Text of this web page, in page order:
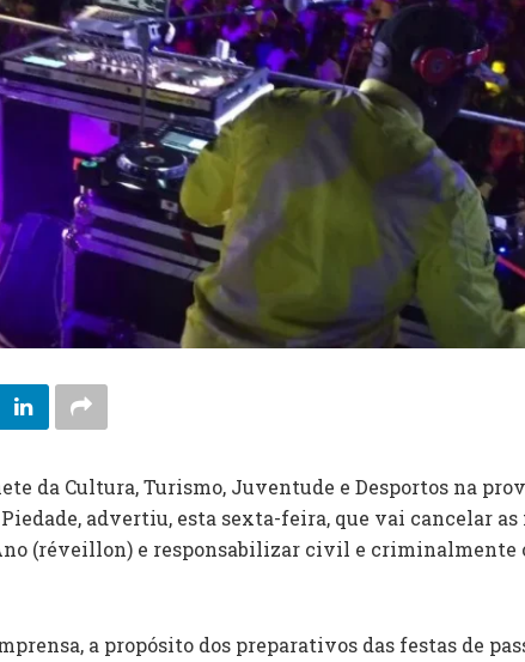
da Cultura, Turismo, Juventude e Desportos na
advertiu, esta sexta-feira, que vai cancelar as
(réveillon) e responsabilizar civil e criminalmente
a propósito dos preparativos das festas de